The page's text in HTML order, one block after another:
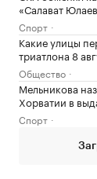
«Салават
Спорт
Какие улицы
триатлона 8
Общество
Мельникова
Хорватии в
Спорт